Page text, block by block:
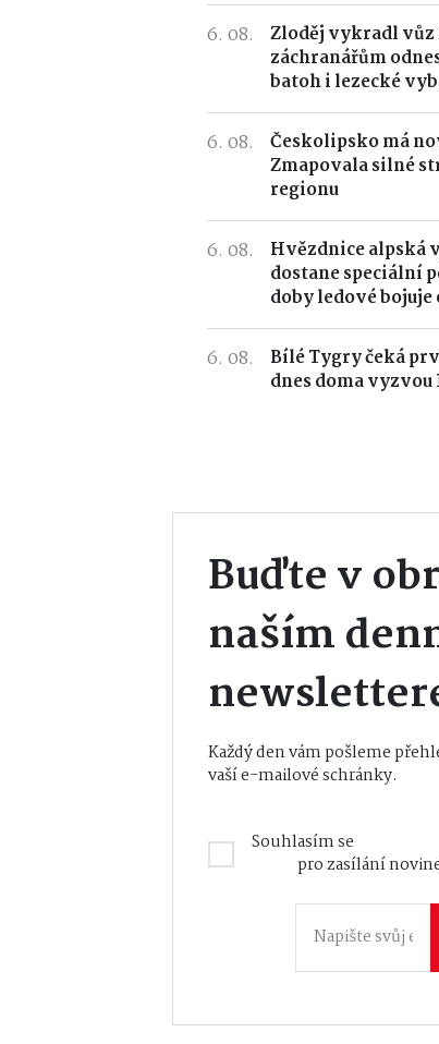
6. 08.
Zloděj vykradl vůz
záchranářům
batoh i lezecké
6. 08.
Českolipsko má
Zmapovala silné
regionu
6. 08.
Hvězdnice alpská
dostane speciální
doby ledové
6. 08.
Bílé Tygry čeká
dnes doma
Buďte v
naším
Každý den vám pošleme
vaší e-mailové schránky.
Souhlasím se
pro zasílání